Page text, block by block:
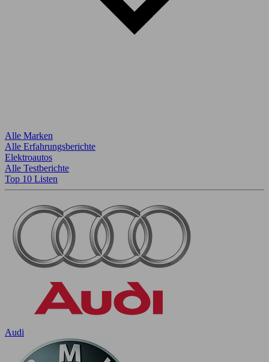
Alle Marken
Alle Erfahrungsberichte
Elektroautos
Alle Testberichte
Top 10 Listen
Audi